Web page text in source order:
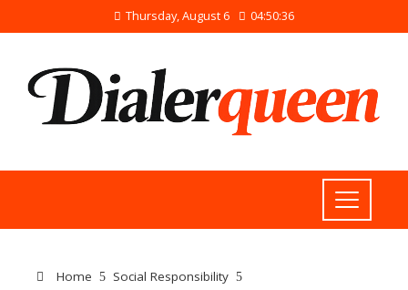
Thursday, August 6 04:50:36
Home
Social Responsibility